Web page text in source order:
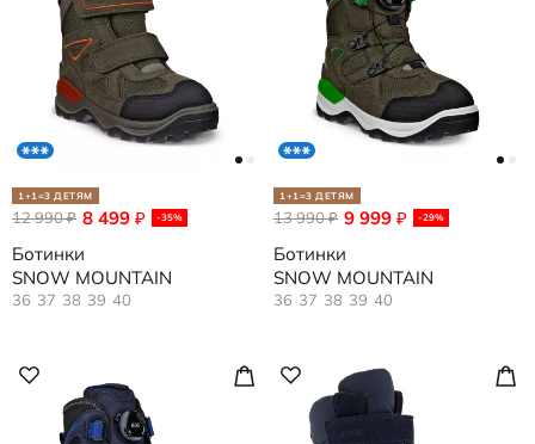
1+1=3 ДЕТЯМ
8 499 ₽ -35%
12 990₽
Ботинки
SNOW MOUNTAIN
36 37 38 39 40
1+1=3 ДЕТЯМ
9 999 ₽ -29%
13 990₽
Ботинки
SNOW MOUNTAIN
36 37 38 39 40